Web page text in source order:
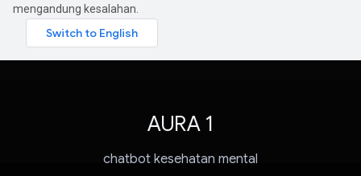
mengandung kesalahan.
AURA 1
chatbot kesehatan mental